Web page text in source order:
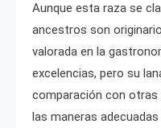
Aunque esta raza se
ancestros son
valorada en la
excelencias, pero su
comparación con
las maneras